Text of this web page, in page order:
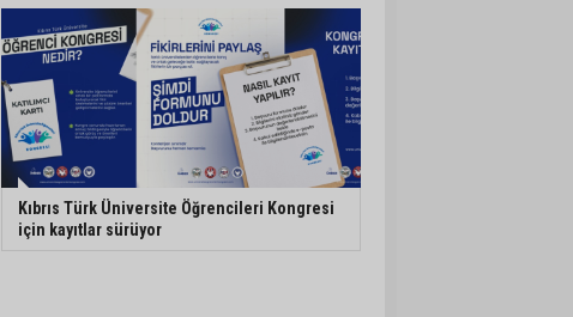
Kıbrıs Türk Üniversite Öğrencileri Kongresi
için kayıtlar sürüyor